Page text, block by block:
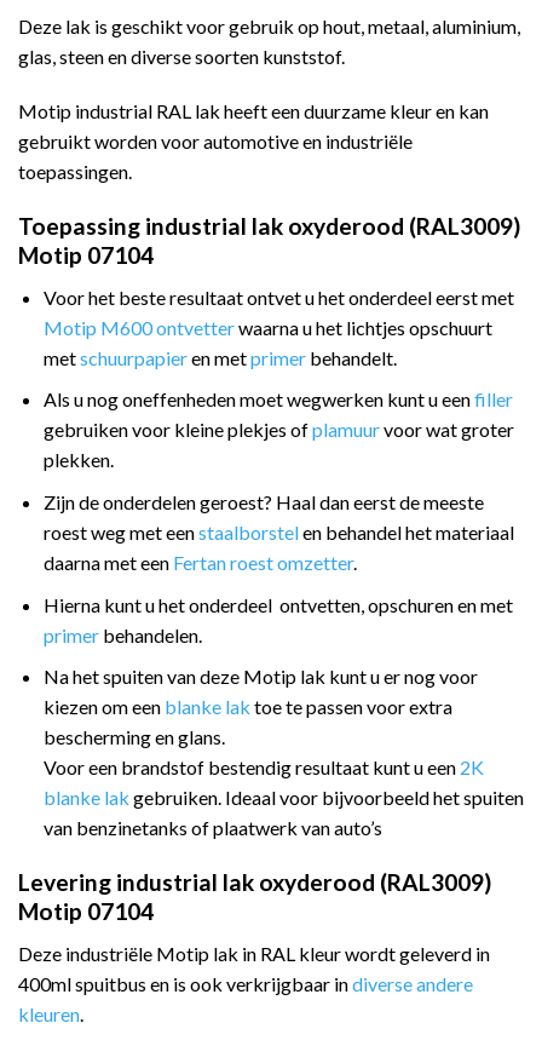
Deze lak is geschikt voor gebruik op hout, metaal, aluminium,
glas, steen en diverse soorten kunststof.
Motip industrial RAL lak heeft een duurzame kleur en kan
gebruikt worden voor automotive en industriële
toepassingen.
Toepassing industrial lak oxyderood (RAL3009)
Motip 07104
Voor het beste resultaat ontvet u het onderdeel eerst met
Motip M600 ontvetterwaarna u het lichtjes opschuurt
metschuurpapieren metprimer behandelt.
Als u nog oneffenheden moet wegwerken kunt u eenfiller
gebruiken voor kleine plekjes ofplamuurvoor wat groter
plekken.
Zijn de onderdelen geroest? Haal dan eerst de meeste
roest weg met eenstaalborstelen behandel het materiaal
daarna met een Fertan roest omzetter.
Hierna kunt u het onderdeel ontvetten, opschuren en met
primer behandelen.
Na het spuiten van deze Motip lak kunt u er nog voor
kiezen om een blanke lak toe te passen voor extra
bescherming en glans.
Voor een brandstof bestendig resultaat kunt u een 2K
blanke lak gebruiken. Ideaal voor bijvoorbeeld het spuiten
van benzinetanks of plaatwerk van auto’s
Levering industrial lak oxyderood (RAL3009)
Motip 07104
Deze industriële Motip lak in RAL kleur wordt geleverd in
400ml spuitbus en is ook verkrijgbaar indiverse andere
kleuren